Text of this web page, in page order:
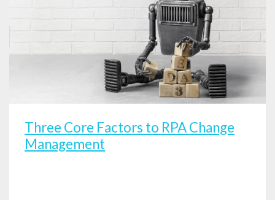
Three Core Factors to RPA Change
Management